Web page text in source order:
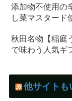
添加物不使用の
し菜マスタード
秋田名物【稲庭
で味わう人気ギ
他サイトも